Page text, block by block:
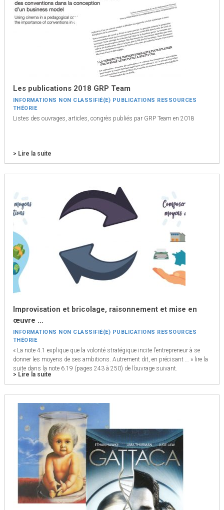
Les publications 2018 GRP Team
INFORMATIONS NON CLASSIFIÉ(E) PUBLICATIONS RESSOURCES
THÉORIE
Listes des ouvrages, articles, congrès publiés par GRP Team en 2018
> Lire la suite
Improvisation et bricolage, raisonnement et mise en
œuvre …
INFORMATIONS NON CLASSIFIÉ(E) PUBLICATIONS RESSOURCES
THÉORIE
« La note 4.1 explique que la volonté stratégique incite l’entrepreneur à se
donner les moyens de ses ambitions. Autrement dit, en précisant … » lire la
suite dans la note 6.19 (pages 243 à 250) de l’ouvrage suivant.
> Lire la suite